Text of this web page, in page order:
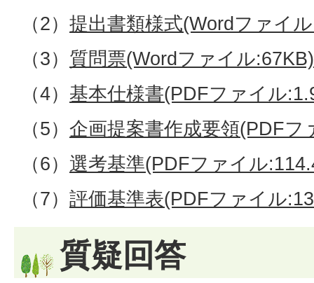
（2） 提出書類様式(Wordファイ
（3） 質問票(Wordファイル:67KB)
（4） 基本仕様書(PDFファイル
（5） 企画提案書作成要領(PDFフ
（6） 選考基準(PDFファイル
（7） 評価基準表(PDFファイル
質疑回答